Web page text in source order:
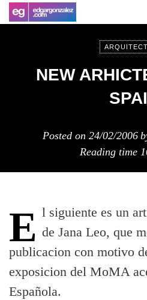
NEW
Posted on 24/02/2006
Reading time
El siguiente es un articulo de un review de Jana Leo, que
publicacion con motivo
exposicion del MoMA
Española.